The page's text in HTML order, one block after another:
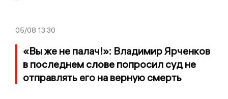
05/08 13:30
«Вы же не палач!»: Владимир Ярченков
в последнем слове попросил суд не
отправлять его на верную смерть